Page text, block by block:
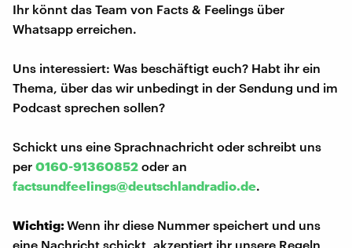
Ihr könnt das Team von Facts & Feelings über
Whatsapp erreichen.
Uns interessiert: Was beschäftigt euch? Habt ihr ein
Thema, über das wir unbedingt in der Sendung und im
Podcast sprechen sollen?
Schickt uns eine Sprachnachricht oder schreibt uns
per 0160-91360852 oder an
factsundfeelings@deutschlandradio.de.
Wichtig:Wenn ihr diese Nummer speichert und uns
eine Nachricht schickt, akzeptiert ihr unsere Regeln